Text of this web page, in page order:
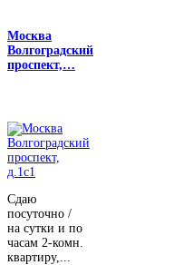
Москва
Волгоградский
проспект,…
Сдаю
посуточно /
на сутки и по
часам 2-комн.
квартиру,...